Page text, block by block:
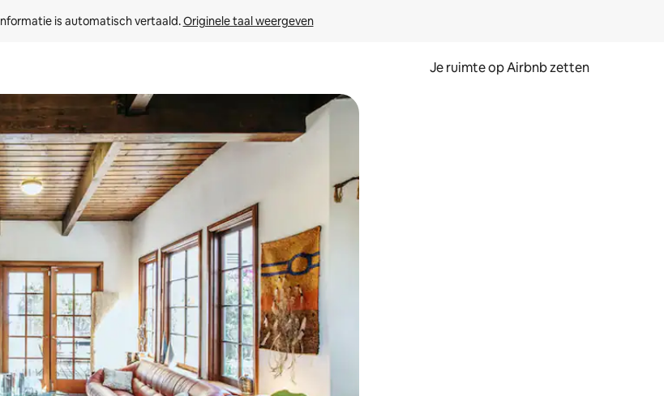
is automatisch vertaald. Originele taal weergeven
Je ruimte op Airbnb zetten
je de pijltjestoetsen omhoog en omlaag, óf door te tikken of swipen.